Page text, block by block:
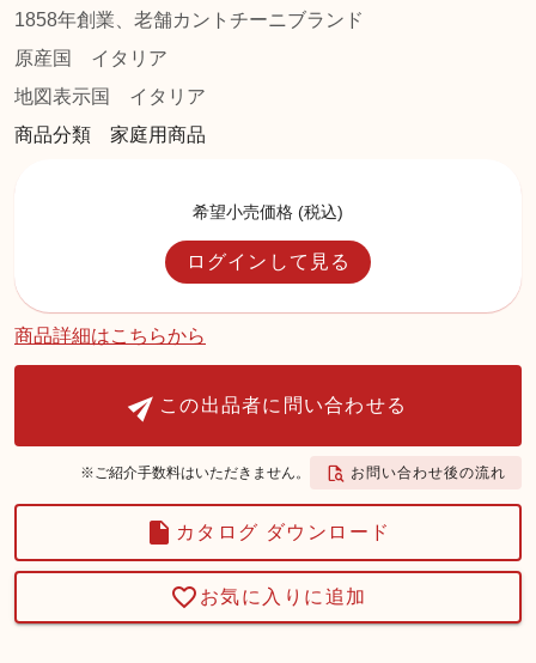
1858年創業、老舗カントチーニブランド
原産国
イタリア
地図表示国
イタリア
商品分類 家庭用商品
希望小売価格 (税込)
ログインして見る
商品詳細はこちらから
この出品者に問い合わせる
※ご紹介手数料はいただきません。 お問い合わせ後の流れ
カタログ ダウンロード
お気に入りに追加